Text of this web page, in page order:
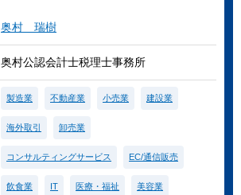
奥村 瑞樹
奥村公認会計士税理士事務所
製造業 不動産業 小売業 建設業
海外取引 卸売業
コンサルティングサービス EC/通信販売
飲食業 IT 医療・福祉 美容業